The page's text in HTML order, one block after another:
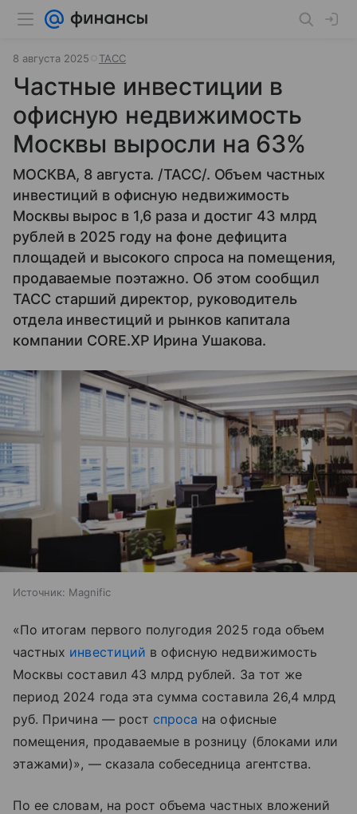
8 августа 2025 ТАСС
Частные инвестиции в
офисную недвижимость
Москвы выросли на 63%
МОСКВА, 8 августа. /ТАСС/. Объем частных
инвестиций в офисную недвижимость
Москвы вырос в 1,6 раза и достиг 43 млрд
рублей в 2025 году на фоне дефицита
площадей и высокого спроса на помещения,
продаваемые поэтажно. Об этом сообщил
ТАСС старший директор, руководитель
отдела инвестиций и рынков капитала
компании CORE.XP Ирина Ушакова.
Источник: Magnific
«По итогам первого полугодия 2025 года объем
частных инвестиций в офисную недвижимость
Москвы составил 43 млрд рублей. За тот же
период 2024 года эта сумма составила 26,4 млрд
руб. Причина — рост спроса на офисные
помещения, продаваемые в розницу (блоками или
этажами)», — сказала собеседница агентства.
По ее словам, на рост объема частных вложений